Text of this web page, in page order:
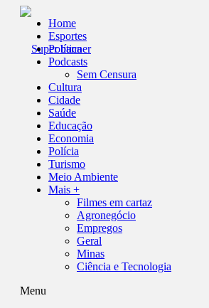
Home
Esportes
Política
Podcasts
Sem Censura
Cultura
Cidade
Saúde
Educação
Economia
Polícia
Turismo
Meio Ambiente
Mais +
Filmes em cartaz
Agronegócio
Empregos
Geral
Minas
Ciência e Tecnologia
Menu